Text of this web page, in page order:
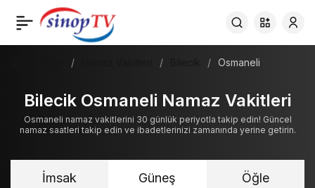
Osmaneli
Bilecik Osmaneli Namaz Vakitleri
Osmaneli namaz vakitlerini 30 günlük periyotla takip edin! Güncel
namaz saatleri takip edin ve ibadetlerinizi zamanında yerine getirin.
İmsak Güneş Öğle